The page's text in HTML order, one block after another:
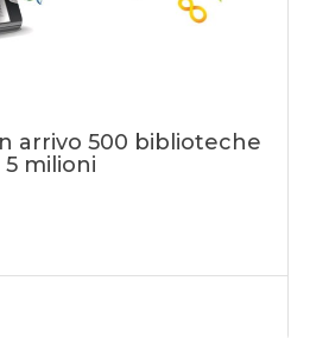
arrivo 500 biblioteche
milioni